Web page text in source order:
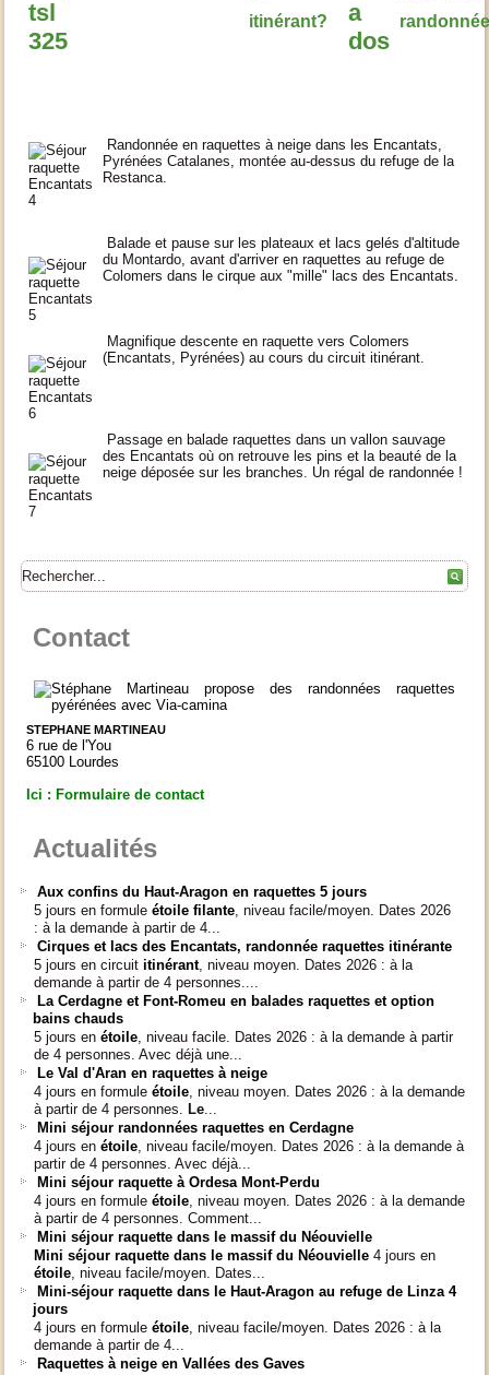
itinérant?
Randonnée en raquettes à neige dans les Encantats,
Pyrénées Catalanes, montée au-dessus du refuge de la
Restanca.
Balade et pause sur les plateaux et lacs gelés d'altitude
du Montardo, avant d'arriver en raquettes au refuge de
Colomers dans le cirque aux "mille" lacs des Encantats.
Magnifique descente en raquette vers Colomers
(Encantats, Pyrénées) au cours du circuit itinérant.
Passage en balade raquettes dans un vallon sauvage
des Encantats où on retrouve les pins et la beauté de la
neige déposée sur les branches. Un régal de randonnée !
Contact
STEPHANE MARTINEAU
6 rue de l'You
65100 Lourdes
Ici : Formulaire de contact
Actualités
Aux confins du Haut-Aragon en raquettes 5 jours
5 jours en formuleétoile filante, niveau facile/moyen. Dates 2026
: à la demande à partir de 4...
Cirques et lacs des Encantats, randonnée raquettes itinérante
5 jours en circuititinérant, niveau moyen. Dates 2026 : à la
demande à partir de 4 personnes....
La Cerdagne et Font-Romeu en balades raquettes et option
bains chauds
5 jours enétoile, niveau facile. Dates 2026 : à la demande à partir
de 4 personnes. Avec déjà une...
Le Val d'Aran en raquettes à neige
4 jours en formuleétoile, niveau moyen. Dates 2026 : à la demande
à partir de 4 personnes. Le...
Mini séjour randonnées raquettes en Cerdagne
4 jours enétoile, niveau facile/moyen. Dates 2026 : à la demande à
partir de 4 personnes. Avec déjà...
Mini séjour raquette à Ordesa Mont-Perdu
4 jours en formuleétoile, niveau moyen. Dates 2026 : à la demande
à partir de 4 personnes. Comment...
Mini séjour raquette dans le massif du Néouvielle
Mini séjour raquette dans le massif du Néouvielle 4 jours en
étoile, niveau facile/moyen. Dates...
Mini-séjour raquette dans le Haut-Aragon au refuge de Linza 4
jours
4 jours en formuleétoile, niveau facile/moyen. Dates 2026 : à la
demande à partir de 4...
Raquettes à neige en Vallées des Gaves